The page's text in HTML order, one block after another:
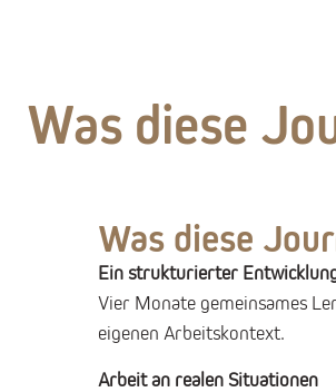
Was diese
Was diese
Ein strukturierter
Vier Monate gemeinsames
eigenen Arbeitskontext.
Arbeit an realen Situationen